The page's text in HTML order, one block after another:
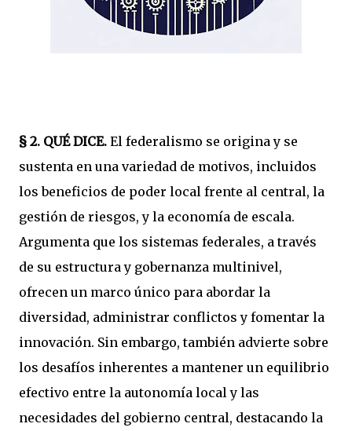
§ 2. QUÉ DICE. El federalismo se origina y se
sustenta en una variedad de motivos, incluidos
los beneficios de poder local frente al central, la
gestión de riesgos, y la economía de escala.
Argumenta que los sistemas federales, a través
de su estructura y gobernanza multinivel,
ofrecen un marco único para abordar la
diversidad, administrar conflictos y fomentar la
innovación. Sin embargo, también advierte sobre
los desafíos inherentes a mantener un equilibrio
efectivo entre la autonomía local y las
necesidades del gobierno central, destacando la